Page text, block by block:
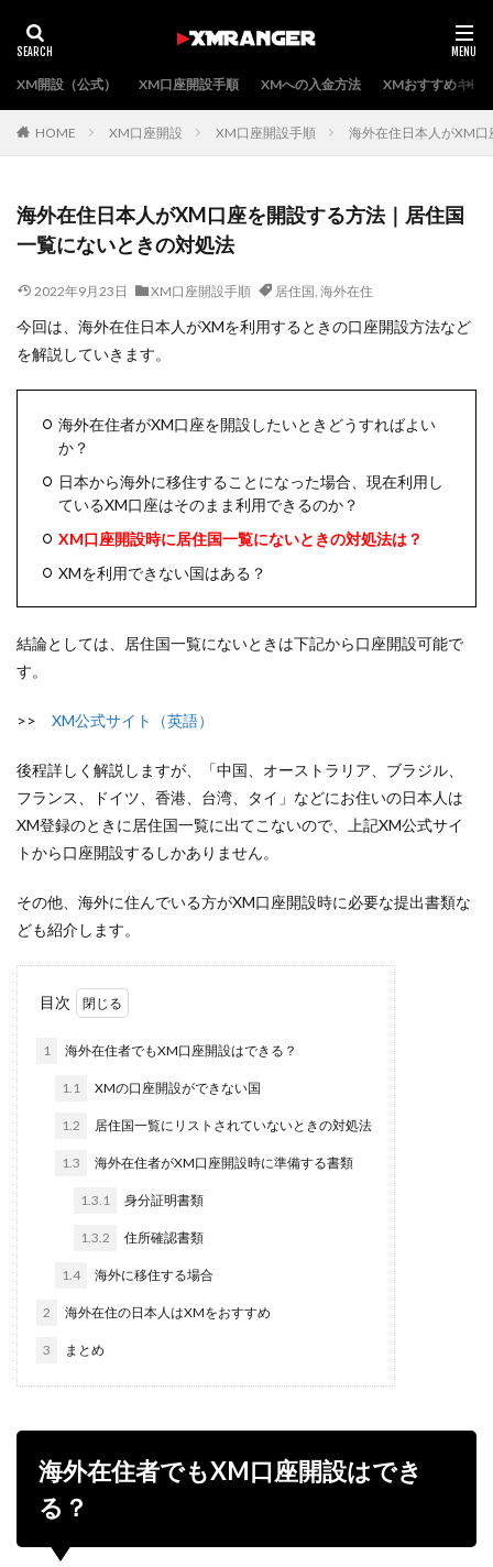
XM開設（公式） XM口座開設手順 XMへの入金方法 XMおすすめキャ
HOME XM口座開設 XM口座開設手順 海外在住日本人がXM
海外在住日本人がXM口座を開設する方法｜居住国
一覧にないときの対処法
2022年9月23日 XM口座開設手順 居住国, 海外在住
今回は、海外在住日本人がXMを利用するときの口座開設方法など
を解説していきます。
海外在住者がXM口座を開設したいときどうすればよい
か？
日本から海外に移住することになった場合、現在利用し
ているXM口座はそのまま利用できるのか？
XM口座開設時に居住国一覧にないときの対処法は？
XMを利用できない国はある？
結論としては、居住国一覧にないときは下記から口座開設可能で
す。
>> XM公式サイト（英語）
後程詳しく解説しますが、「中国、オーストラリア、ブラジル、
フランス、ドイツ、香港、台湾、タイ」などにお住いの日本人は
XM登録のときに居住国一覧に出てこないので、上記XM公式サイ
トから口座開設するしかありません。
その他、海外に住んでいる方がXM口座開設時に必要な提出書類な
ども紹介します。
目次
1 海外在住者でもXM口座開設はできる？
1.1 XMの口座開設ができない国
1.2 居住国一覧にリストされていないときの対処法
1.3 海外在住者がXM口座開設時に準備する書類
1.3.1 身分証明書類
1.3.2 住所確認書類
1.4 海外に移住する場合
2 海外在住の日本人はXMをおすすめ
3 まとめ
海外在住者でもXM口座開設はでき
る？